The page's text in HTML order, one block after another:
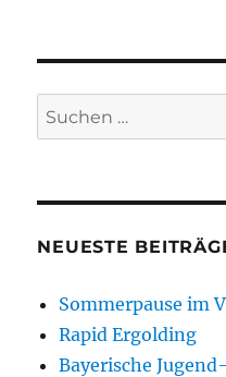
Suchen
nach:
NEUESTE
Sommerpause im
Rapid Ergolding
Bayerische